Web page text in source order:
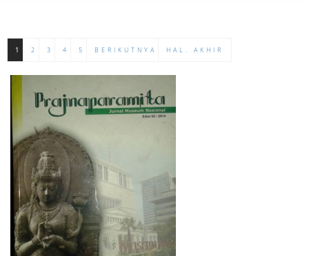
1 2 3 4 5 BERIKUTNYA HAL. AKHIR